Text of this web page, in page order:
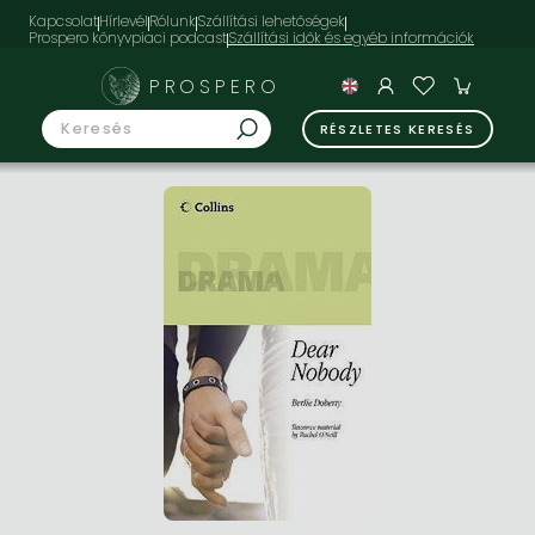
KapcsolatHírlevélRólunkSzállítási lehetőségek
Prospero könyvpiaci podcast
PROSPERO
RÉSZLETES KERESÉS